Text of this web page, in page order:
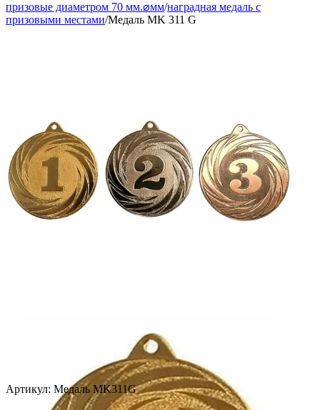
призовые диаметром 70 мм.⌀мм/наградная медаль с
призовыми местами/Медаль MK 311 G
Артикул: Медаль MK311G